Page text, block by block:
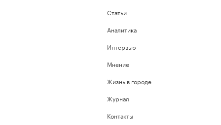
Статьи
Аналитика
Интервью
Мнение
Жизнь в городе
Журнал
Контакты